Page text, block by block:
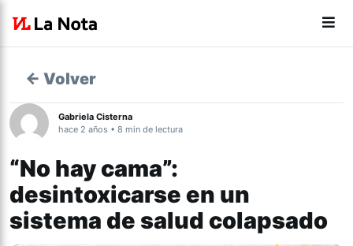
← Volver
Gabriela Cisterna
hace 2 años • 8 min de lectura
“No hay cama”:
desintoxicarse en un
sistema de salud colapsado